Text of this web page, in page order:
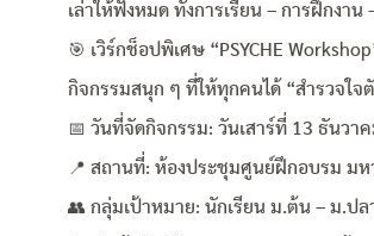
เล่าให้ฟังหมด ทั้งการเรียน – การฝึกงาน
🎯 เวิร์กช็อปพิเศษ “PSYCHE
กิจกรรมสนุก ๆ ที่ให้ทุกคนได้ “สำรวจใจ
📅 วันที่จัดกิจกรรม: วันเสาร์ที่ 13 ธันวา
📍 สถานที่: ห้องประชุมศูนย์ฝึกอบรม ม
👥 กลุ่มเป้าหมาย: นักเรียน ม.ต้น – ม.ป